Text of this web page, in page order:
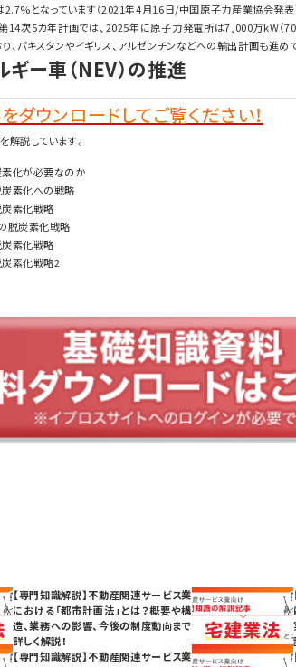
となっています（2021年4月16日/中国原子力産業協会発表
第14次5カ年計画では、2025年に原子力発電所は7,000万kW（
、パキスタンやイギリス、アルゼンチンなどへの輸出計画も進め
ー車（NEV）の推進
ダウンロードしてご覧ください！
説しています。
化が必要なのか
素化への戦略
素化戦略
脱炭素化戦略
素化戦略
素化戦略2
【専門知識解説】不動産関連サービス業
における「都市計画法」とは？概要や構
造、業務への影響、今後の制度動向まで
詳しく解説！
【専門知識解説】不動産関連サービス業